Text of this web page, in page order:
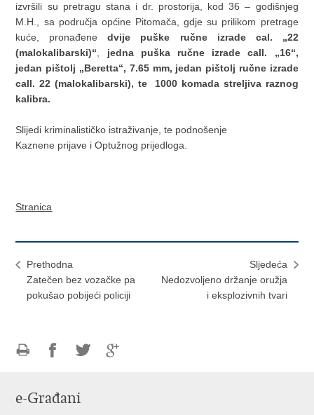
izvršili su pretragu stana i dr. prostorija, kod 36 – godišnjeg
M.H., sa područja općine Pitomača, gdje su prilikom pretrage
kuće, pronađenedvije puške ručne izrade cal. „22
(malokalibarski)“
jedna puška ručne izrade call. „16“,
jedan pištolj „Beretta“, 7.65 mm, jedan pištolj ručne izrade
call. 22 (malokalibarski), te 1000 komada streljiva raznog
kalibra.
Slijedi kriminalističko istraživanje, te podnošenje
Kaznene prijave i Optužnog prijedloga.
Stranica
Prethodna
Zatečen bez vozačke pa
pokušao pobijeći policiji
Sljedeća
Nedozvoljeno držanje oružja
i eksplozivnih tvari
FacebookuTwitteru
e-Građani